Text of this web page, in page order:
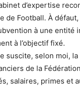
d’expertise
de Football. À
à une entité
à l’objectif fixé.
suscite, selon moi,
de la
salaires, primes et